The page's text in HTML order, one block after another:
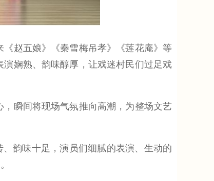
赵五娘》《秦雪梅吊孝》《莲花庵》等
娴熟、韵味醇厚，让戏迷村民们过足戏
瞬间将现场气氛推向高潮，为整场文艺
韵味十足，演员们细腻的表演、生动的